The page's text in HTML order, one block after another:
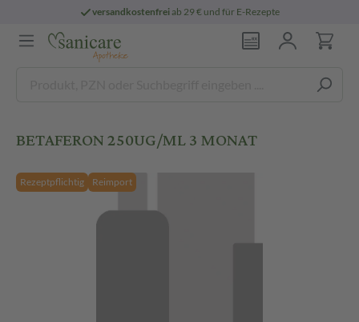
versandkostenfreiab 29 € und für E-Rezepte
BETAFERON 250UG/ML 3 MONAT
Rezeptpflichtig Reimport